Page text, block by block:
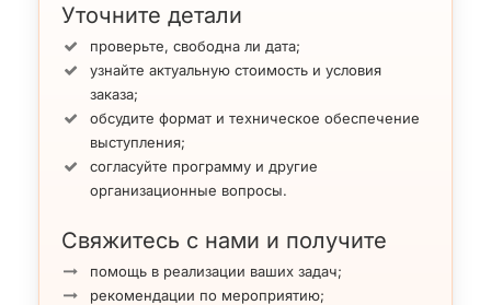
Уточните детали
проверьте, свободна ли дата;
узнайте актуальную стоимость и условия
заказа;
обсудите формат и техническое обеспечение
выступления;
согласуйте программу и другие
организационные вопросы.
Свяжитесь с нами и получите
помощь в реализации ваших задач;
рекомендации по мероприятию;